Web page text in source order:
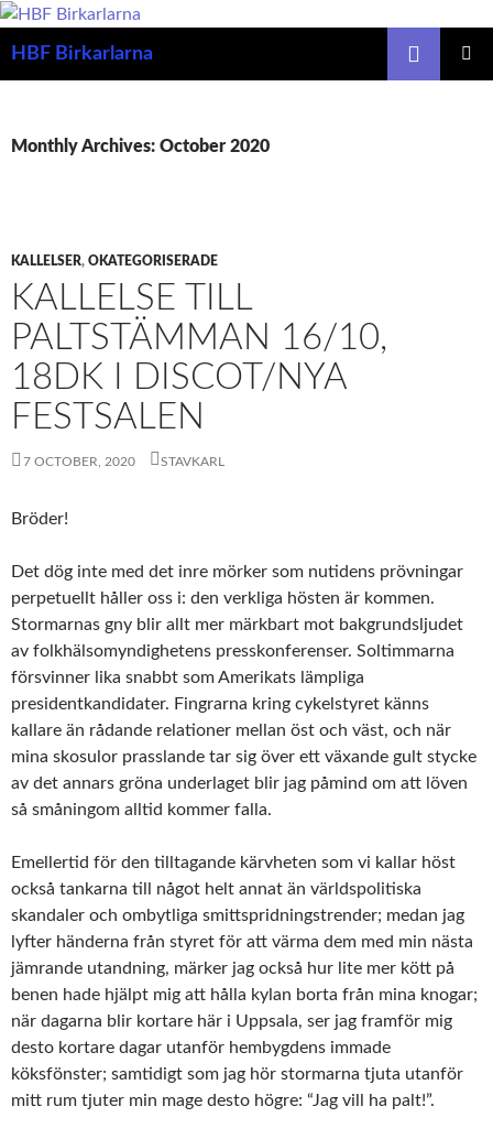
HBF Birkarlarna
Monthly Archives: October 2020
KALLELSER, OKATEGORISERADE
KALLELSE TILL
PALTSTÄMMAN 16/10,
18DK I DISCOT/NYA
FESTSALEN
7 OCTOBER, 2020 STAVKARL
Bröder!
Det dög inte med det inre mörker som nutidens prövningar
perpetuellt håller oss i: den verkliga hösten är kommen.
Stormarnas gny blir allt mer märkbart mot bakgrundsljudet
av folkhälsomyndighetens presskonferenser. Soltimmarna
försvinner lika snabbt som Amerikats lämpliga
presidentkandidater. Fingrarna kring cykelstyret känns
kallare än rådande relationer mellan öst och väst, och när
mina skosulor prasslande tar sig över ett växande gult stycke
av det annars gröna underlaget blir jag påmind om att löven
så småningom alltid kommer falla.
Emellertid för den tilltagande kärvheten som vi kallar höst
också tankarna till något helt annat än världspolitiska
skandaler och ombytliga smittspridningstrender; medan jag
lyfter händerna från styret för att värma dem med min nästa
jämrande utandning, märker jag också hur lite mer kött på
benen hade hjälpt mig att hålla kylan borta från mina knogar;
när dagarna blir kortare här i Uppsala, ser jag framför mig
desto kortare dagar utanför hembygdens immade
köksfönster; samtidigt som jag hör stormarna tjuta utanför
mitt rum tjuter min mage desto högre: “Jag vill ha palt!”.